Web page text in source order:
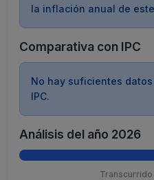
la inflación anual de
Comparativa con IPC
No hay suficientes
IPC.
Análisis del año 2026